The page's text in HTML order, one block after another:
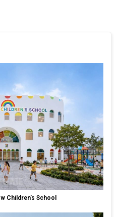
Children’s School